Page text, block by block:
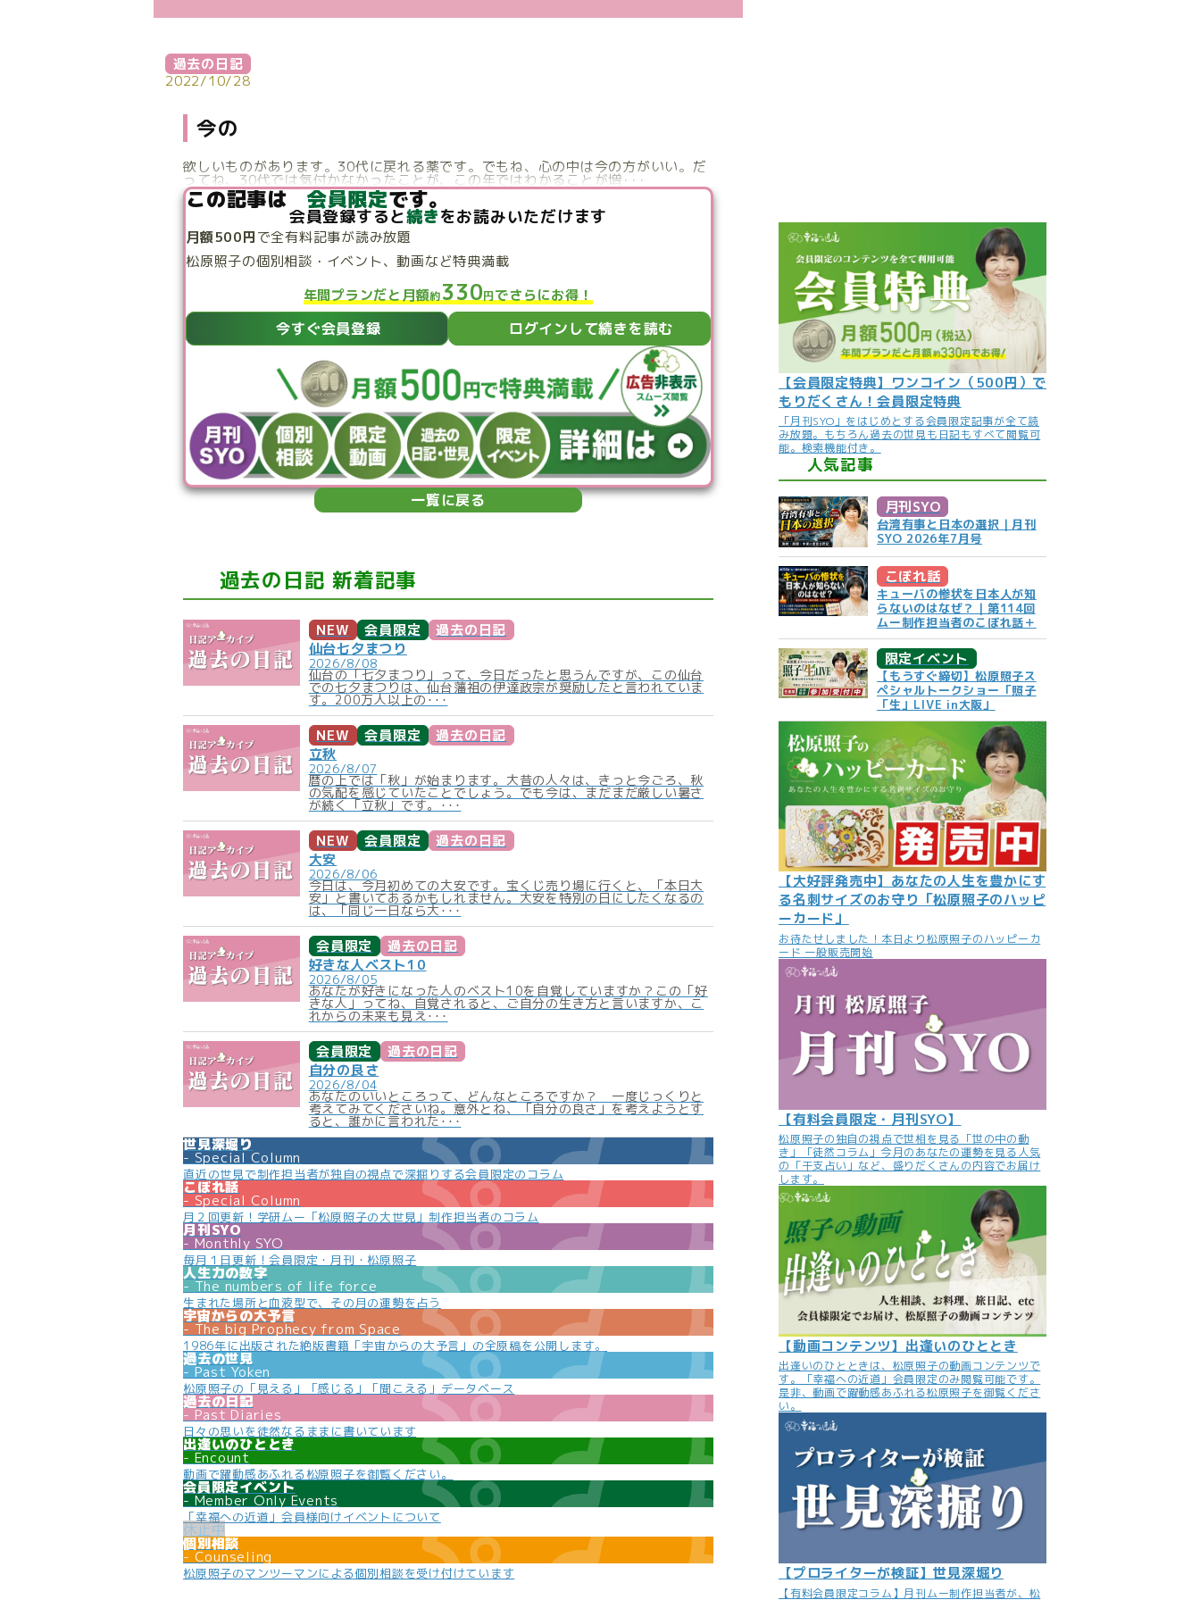
よくある質問
過去の日記
2022/10/28
今の
欲しいものがあります。30代に戻れる薬です。でもね、心の中は今の方がいい。だ
ってね、30代では気付かなかったことが、この年ではわかることが増･･･
この記事は 会員限定です。
会員登録すると続きをお読みいただけます
月額500円で全有料記事が読み放題
松原照子の個別相談・ イベント、動画など特典満載
年間プランだと月額約330円でさらにお得！
今すぐ会員登録 ログインして続きを読む
一覧に戻る
過去の日記 新着記事
NEW 会員限定
過去の日記
仙台七夕まつり
2026/8/08
仙台の「七夕まつり」って、今日だったと思うんですが、この仙台
での七夕まつりは、仙台藩祖の伊達政宗が奨励したと言われていま
す。200万人以上の･･･
NEW 会員限定
過去の日記
立秋
2026/8/07
暦の上では「秋」が始まります。大昔の人々は、きっと今ごろ、秋
の気配を感じていたことでしょう。でも今は、まだまだ厳しい暑さ
が続く「立秋」です。･･･
NEW 会員限定
過去の日記
大安
2026/8/06
今日は、今月初めての大安です。宝くじ売り場に行くと、「本日大
安」と書いてあるかもしれません。大安を特別の日にしたくなるの
は、「同じ一日なら大･･･
会員限定
過去の日記
好きな人ベスト10
2026/8/05
あなたが好きになった人のベスト10を自覚していますか？この「好
きな人」ってね、自覚されると、ご自分の生き方と言いますか、こ
れからの未来も見え･･･
会員限定
過去の日記
自分の良さ
2026/8/04
あなたのいいところって、どんなところですか？ 一度じっくりと
考えてみてくださいね。意外とね、「自分の良さ」を考えようとす
ると、誰かに言われた･･･
世見深堀り
Special Column
直近の世見で制作担当者が独自の視点で深掘りする会員限定のコラム
こぼれ話
Special Column
月２回更新！学研ムー「松原照子の大世見」制作担当者のコラム
月刊SYO
Monthly SYO
毎月１日更新！会員限定・月刊・松原照子
人生力の数字
The numbers of life force
生まれた場所と血液型で、その月の運勢を占う
宇宙からの大予言
The big Prophecy from Space
1986年に出版された絶版書籍「宇宙からの大予言」の全原稿を公開します。
過去の世見
Past Yoken
松原照子の「見える」「感じる」「聞こえる」データベース
過去の日記
Past Diaries
日々の思いを徒然なるままに書いています
出逢いのひととき
Encount
動画で躍動感あふれる松原照子を御覧ください。
会員限定イベント
Member Only Events
「幸福への近道」会員様向けイベントについて
個別相談
Counseling
松原照子のマンツーマンによる個別相談を受け付けています
【会員限定特典】ワンコイン（500円）で
もりだくさん！会員限定特典
「月刊SYO」をはじめとする会員限定記事が全て読
み放題。もちろん過去の世見も日記もすべて閲覧可
能。検索機能付き。
人気記事
月刊SYO
台湾有事と日本の選択｜月刊
SYO 2026年7月号
こぼれ話
キューバの惨状を日本人が知
らないのはなぜ？｜第114回
ムー制作担当者のこぼれ話＋
限定イベント
【もうすぐ締切】松原照子ス
ペシャルトークショー「照子
「生」LIVE in大阪」
【大好評発売中】あなたの人生を豊かにす
る名刺サイズのお守り「松原照子のハッピ
ーカード」
お待たせしました！本日より松原照子のハッピーカ
ード 一般販売開始
【有料会員限定・月刊SYO】
松原照子の独自の視点で世相を見る「世の中の動
き」「徒然コラム」今月のあなたの運勢を見る人気
の「干支占い」など、盛りだくさんの内容でお届け
します。
【動画コンテンツ】出逢いのひととき
出逢いのひとときは、松原照子の動画コンテンツで
す。「幸福への近道」会員限定のみ閲覧可能です。
是非、動画で躍動感あふれる松原照子を御覧くださ
い。
【プロライターが検証】世見深堀り
【有料会員限定コラム】月刊ムー制作担当者が、松